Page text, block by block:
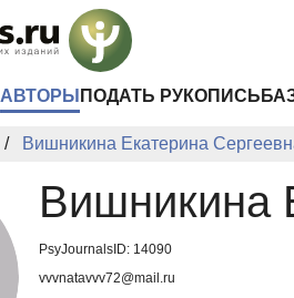
АВТОРЫ ПОДАТЬ РУКОПИСЬ
Вишникина Екатерина
Вишникина
PsyJournalsID: 14090
vvvnatavvv72@mail.ru